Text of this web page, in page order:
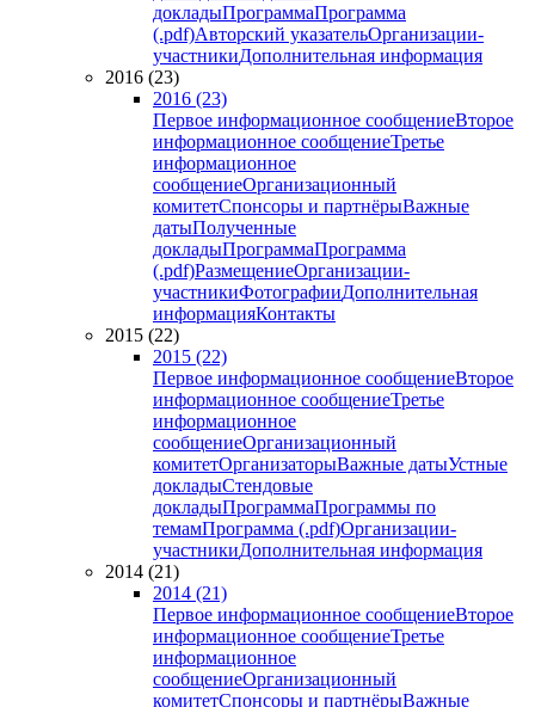
докладыПрограммаПрограмма
(.pdf)Авторский указательОрганизации-
участникиДополнительная информация
2016 (23)
2016 (23)
Первое информационное сообщениеВторое
информационное сообщениеТретье
информационное
сообщениеОрганизационный
комитетСпонсоры и партнёрыВажные
датыПолученные
докладыПрограммаПрограмма
(.pdf)РазмещениеОрганизации-
участникиФотографииДополнительная
информацияКонтакты
2015 (22)
2015 (22)
Первое информационное сообщениеВторое
информационное сообщениеТретье
информационное
сообщениеОрганизационный
комитетОрганизаторыВажные датыУстные
докладыСтендовые
докладыПрограммаПрограммы по
темамПрограмма (.pdf)Организации-
участникиДополнительная информация
2014 (21)
2014 (21)
Первое информационное сообщениеВторое
информационное сообщениеТретье
информационное
сообщениеОрганизационный
комитетСпонсоры и партнёрыВажные